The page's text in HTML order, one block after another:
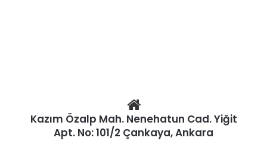
Kazım Özalp Mah. Nenehatun Cad. Yiğit
Apt. No: 101/2 Çankaya, Ankara